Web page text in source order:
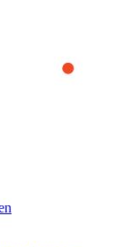
best experience
you accept
is used and
to find out how